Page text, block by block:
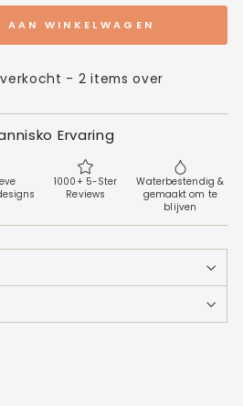
WINKELWAGEN
- 2 items over
Ervaring
1000+ 5-Ster
Reviews
Waterbestendig &
gemaakt om te
blijven